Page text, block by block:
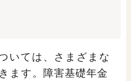
いては、さまざまな
ます。障害基礎年金